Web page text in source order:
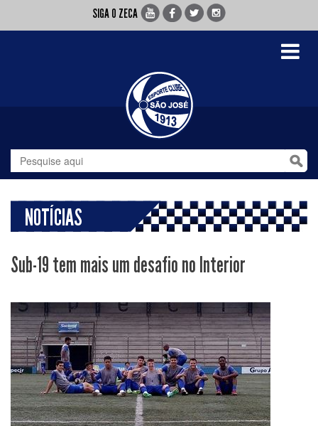
SIGA O ZECA
Toggle
NOTÍCIAS
Sub-19 tem mais um desafio no Interior